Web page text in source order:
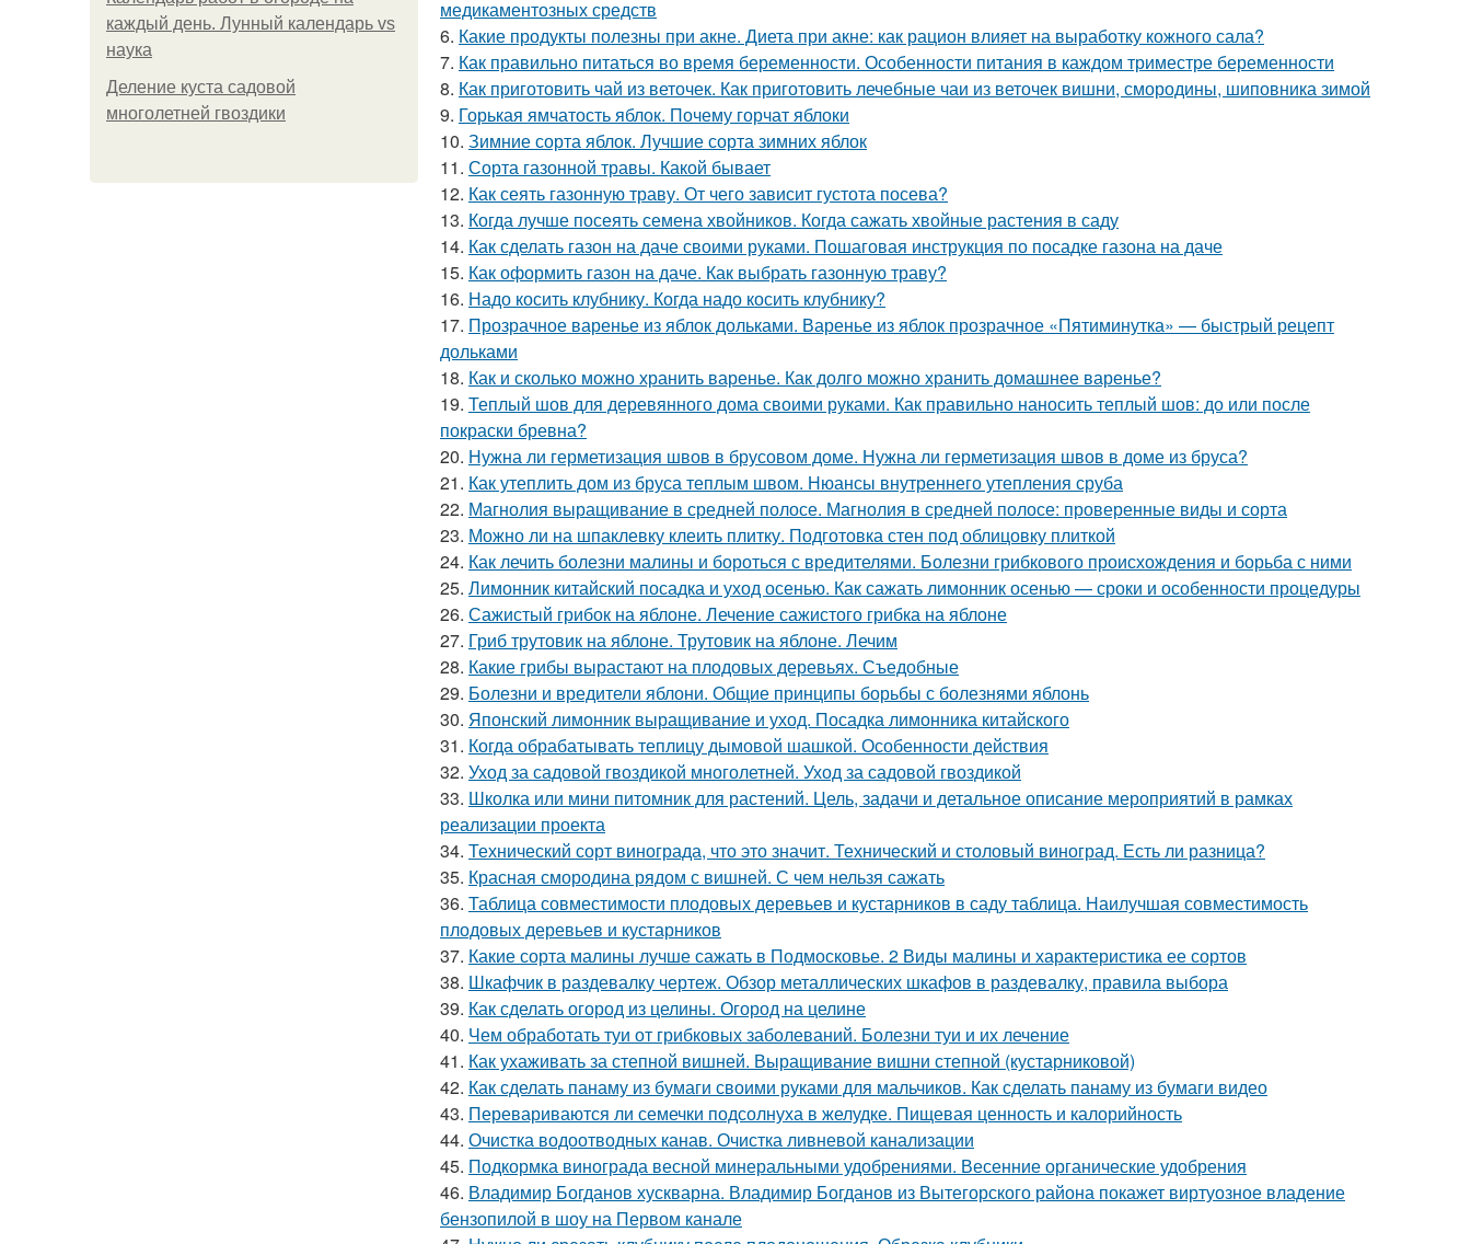
каждый день. Лунный календарь vs
наука
Деление куста садовой
многолетней гвоздики
медикаментозных средств
6. Какие продукты полезны при акне. Диета при акне: как рацион влияет на выработку кожного сала?
7. Как правильно питаться во время беременности. Особенности питания в каждом триместре беременности
8. Как приготовить чай из веточек. Как приготовить лечебные чаи из веточек вишни, смородины, шиповника зимой
9. Горькая ямчатость яблок. Почему горчат яблоки
10. Зимние сорта яблок. Лучшие сорта зимних яблок
11. Сорта газонной травы. Какой бывает
12. Как сеять газонную траву. От чего зависит густота посева?
13. Когда лучше посеять семена хвойников. Когда сажать хвойные растения в саду
14. Как сделать газон на даче своими руками. Пошаговая инструкция по посадке газона на даче
15. Как оформить газон на даче. Как выбрать газонную траву?
16. Надо косить клубнику. Когда надо косить клубнику?
17. Прозрачное варенье из яблок дольками. Варенье из яблок прозрачное «Пятиминутка» — быстрый рецепт
дольками
18. Как и сколько можно хранить варенье. Как долго можно хранить домашнее варенье?
19. Теплый шов для деревянного дома своими руками. Как правильно наносить теплый шов: до или после
покраски бревна?
20. Нужна ли герметизация швов в брусовом доме. Нужна ли герметизация швов в доме из бруса?
21. Как утеплить дом из бруса теплым швом. Нюансы внутреннего утепления сруба
22. Магнолия выращивание в средней полосе. Магнолия в средней полосе: проверенные виды и сорта
23. Можно ли на шпаклевку клеить плитку. Подготовка стен под облицовку плиткой
24. Как лечить болезни малины и бороться с вредителями. Болезни грибкового происхождения и борьба с ними
25. Лимонник китайский посадка и уход осенью. Как сажать лимонник осенью — сроки и особенности процедуры
26. Сажистый грибок на яблоне. Лечение сажистого грибка на яблоне
27. Гриб трутовик на яблоне. Трутовик на яблоне. Лечим
28. Какие грибы вырастают на плодовых деревьях. Съедобные
29. Болезни и вредители яблони. Общие принципы борьбы с болезнями яблонь
30. Японский лимонник выращивание и уход. Посадка лимонника китайского
31. Когда обрабатывать теплицу дымовой шашкой. Особенности действия
32. Уход за садовой гвоздикой многолетней. Уход за садовой гвоздикой
33. Школка или мини питомник для растений. Цель, задачи и детальное описание мероприятий в рамках
реализации проекта
34. Технический сорт винограда, что это значит. Технический и столовый виноград. Есть ли разница?
35. Красная смородина рядом с вишней. С чем нельзя сажать
36. Таблица совместимости плодовых деревьев и кустарников в саду таблица. Наилучшая совместимость
плодовых деревьев и кустарников
37. Какие сорта малины лучше сажать в Подмосковье. 2 Виды малины и характеристика ее сортов
38. Шкафчик в раздевалку чертеж. Обзор металлических шкафов в раздевалку, правила выбора
39. Как сделать огород из целины. Огород на целине
40. Чем обработать туи от грибковых заболеваний. Болезни туи и их лечение
41. Как ухаживать за степной вишней. Выращивание вишни степной (кустарниковой)
42. Как сделать панаму из бумаги своими руками для мальчиков. Как сделать панаму из бумаги видео
43. Перевариваются ли семечки подсолнуха в желудке. Пищевая ценность и калорийность
44. Очистка водоотводных канав. Очистка ливневой канализации
45. Подкормка винограда весной минеральными удобрениями. Весенние органические удобрения
46. Владимир Богданов хускварна. Владимир Богданов из Вытегорского района покажет виртуозное владение
бензопилой в шоу на Первом канале